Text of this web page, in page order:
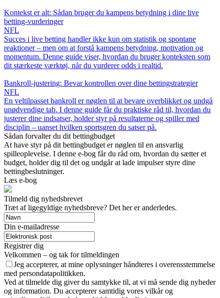
Kontekst er alt: Sådan bruger du kampens betydning i dine live
betting‑vurderinger
NFL
Succes i live betting handler ikke kun om statistik og spontane
reaktioner – men om at forstå kampens betydning, motivation og
momentum. Denne guide viser, hvordan du bruger konteksten som
dit stærkeste værktøj, når du vurderer odds i realtid.
Bankroll-justering: Bevar kontrollen over dine bettingstrategier
NFL
En veltilpasset bankroll er nøglen til at bevare overblikket og undgå
unødvendige tab. I denne guide får du praktiske råd til, hvordan du
justerer dine indsatser, holder styr på resultaterne og spiller med
disciplin – uanset hvilken sportsgren du satser på.
Sådan forvalter du dit bettingbudget
At have styr på dit bettingbudget er nøglen til en ansvarlig
spilleoplevelse. I denne e-bog får du råd om, hvordan du sætter et
budget, holder dig til det og undgår at lade impulser styre dine
bettingbeslutninger.
Læs e-bog
Tilmeld dig nyhedsbrevet
Træt af ligegyldige nyhedsbreve? Det her er anderledes.
Din e-mailadresse
Registrer dig
Velkommen – og tak for tilmeldingen
Jeg accepterer, at mine oplysninger håndteres i overensstemmelse
med persondatapolitikken.
Ved at tilmelde dig giver du samtykke til, at vi må sende dig nyheder
og information. Du accepterer samtidig vores vilkår og